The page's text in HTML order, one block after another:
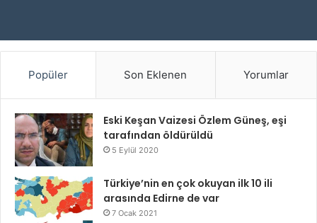
Popüler Son Eklenen Yorumlar
Eski Keşan Vaizesi Özlem Güneş, eşi
tarafından öldürüldü
5 Eylül 2020
Türkiye’nin en çok okuyan ilk 10 ili
arasında Edirne de var
7 Ocak 2021